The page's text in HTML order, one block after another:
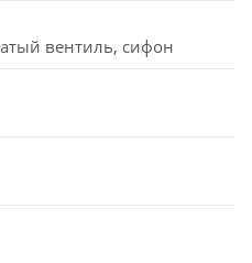
вентиль, сифон